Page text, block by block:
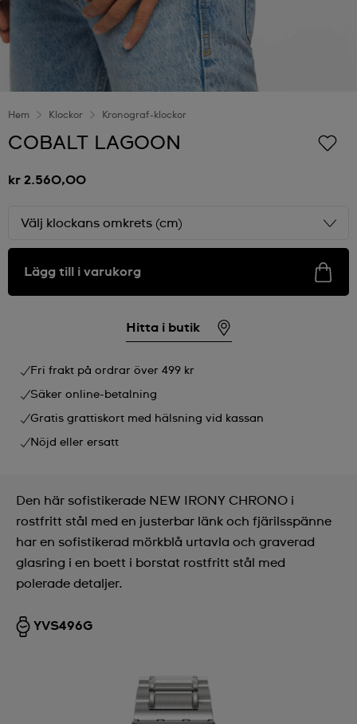
Hem Klockor Kronograf-klockor
COBALT LAGOON
kr 2.560,00
Välj klockans omkrets (cm)
Lägg till i varukorg
Hitta i butik
Fri frakt på ordrar över 499 kr
Säker online-betalning
Gratis grattiskort med hälsning vid kassan
Nöjd eller ersatt
Den här sofistikerade NEW IRONY CHRONO i
rostfritt stål med en justerbar länk och fjärilsspänne
har en sofistikerad mörkblå urtavla och graverad
glasring i en boett i borstat rostfritt stål med
polerade detaljer.
YVS496G